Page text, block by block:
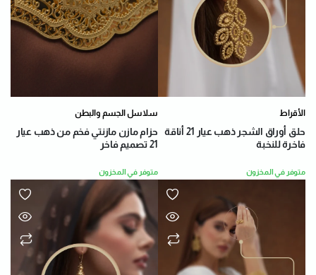
سلاسل الجسم والبطن
حزام مازن مازنتي فخم من ذهب عيار
21 تصميم فاخر
متوفر في المخزون
الأقراط
حلق أوراق الشجر ذهب عيار 21 أناقة
فاخرة للنخبة
متوفر في المخزون